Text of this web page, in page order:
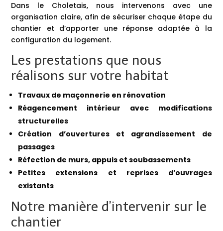
Dans le Choletais, nous intervenons avec une
organisation claire, afin de sécuriser chaque étape du
chantier et d’apporter une réponse adaptée à la
configuration du logement.
Les prestations que nous
réalisons sur votre habitat
Travaux de maçonnerie en rénovation
Réagencement intérieur avec modifications
structurelles
Création d’ouvertures et agrandissement de
passages
Réfection de murs, appuis et soubassements
Petites extensions et reprises d’ouvrages
existants
Notre manière d’intervenir sur le
chantier